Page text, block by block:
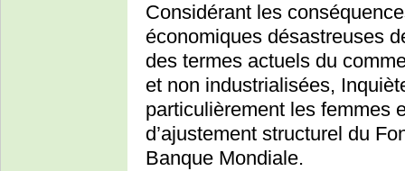
Considérant les
économiques désastreuses
des termes actuels du
et non industrialisées,
particulièrement les femmes
d’ajustement structurel du
Banque Mondiale.